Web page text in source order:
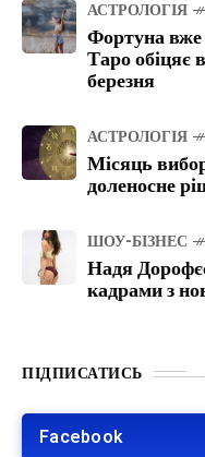
АСТРОЛОГІЯ
Фортуна вже
Таро обіцяє
березня
АСТРОЛОГІЯ
Місяць
доленосне
ШОУ-БІЗНЕС
Надя
кадрами з
ПІДПИСАТИСЬ
Facebook